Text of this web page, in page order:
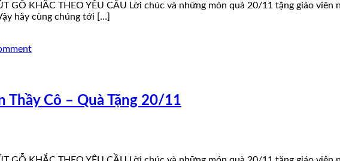
GỖ KHẮC THEO YÊU CẦU Lời chúc và những món quà 20/11 tặng giáo
hãy cùng chúng tới […]
Thầy Cô – Quà Tặng 20/11